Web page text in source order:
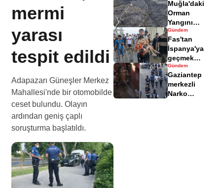
mermi
yarası
tespit edildi
Adapazarı Güneşler Merkez
Mahallesi'nde bir otomobilde
ceset bulundu. Olayın
ardından geniş çaplı
soruşturma başlatıldı.
yaralandı
Muğla'daki
Orman
Yangını
Sonrası
Zarar Gören
Alanlar
Havadisinde
Gündem
Fas'tan
İspanya'ya
geçmek
isteyen
göçmenler
geri döndü
Gündem
Gaziantep
merkezli
Narko